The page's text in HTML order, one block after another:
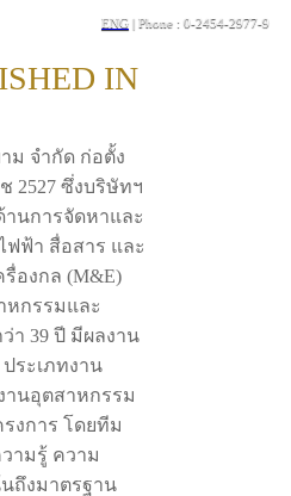
ENG | Phone : 0-2454-2977-9
IN
ม จำกัด ก่อตั้ง
2527 ซึ่งบริษัทฯ
านการจัดหาและ
ฟฟ้า สื่อสาร และ
รื่องกล (M&E)
หกรรมและ
า 39 ปี มีผลงาน
ระเภทงาน
านอุตสาหกรรม
รงการ โดยทีม
ามรู้ ความ
ถึงมาตรฐาน